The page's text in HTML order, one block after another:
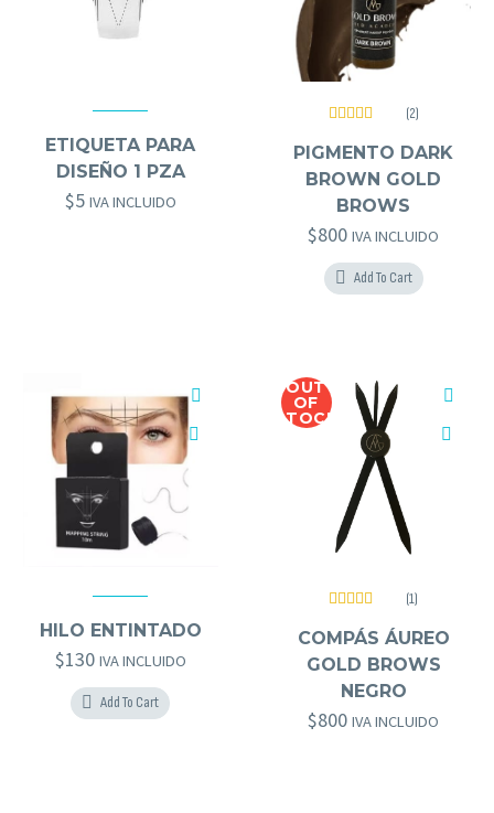
HERRAMIENTAS GOLD BROWS
ETIQUETA PARA
DISEÑO 1 PZA
$5 IVA INCLUIDO
con5.00de
5
(2)
PIGMENTO DARK
BROWN GOLD
BROWS
$800 IVA INCLUIDO
Add To Cart
HERRAMIENTAS GOLD BROWS
HILO ENTINTADO
$130 IVA INCLUIDO
Add To Cart
OUT
OF
STOCK
con5.00 de
5
(1)
COMPÁS ÁUREO
GOLD BROWS
NEGRO
$800 IVA INCLUIDO